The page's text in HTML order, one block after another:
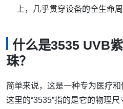
上，几乎贯穿设备的全生命周
什么是3535 UVB
珠？
简单来说，这是一种专为医疗和
这里的“3535”指的是它的物理